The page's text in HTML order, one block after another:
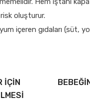
oluşturur.
içeren gıdaları (süt,
İÇİN